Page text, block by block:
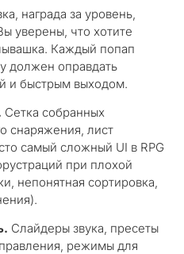
награда за уровень,
уверены, что хотите
Каждый попап
должен оправдать
и быстрым выходом.
Сетка собранных
снаряжения, лист
самый сложный UI в RPG
при плохой
непонятная сортировка,
Слайдеры звука, пресеты
режимы для